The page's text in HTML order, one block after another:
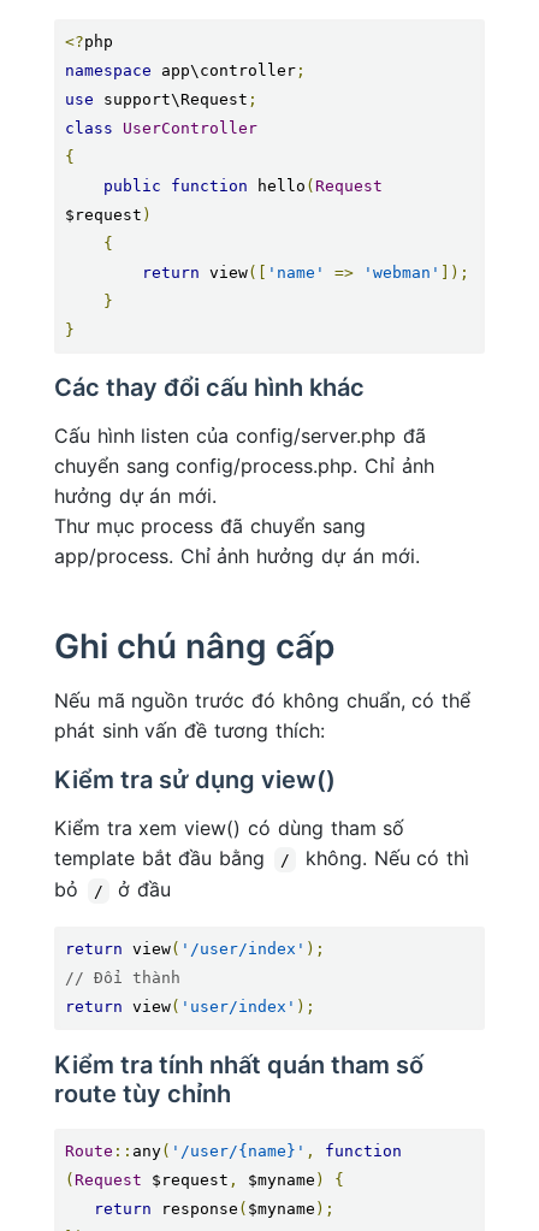
<?
namespace app\controller;
use support\Request ;
class
UserController
{
public
function hello ( Request
$request )
{
return view([ 'name' => 'webman' ]);
}
}
Các thay đổi cấu hình khác
Cấu hình listen của config/server.php đã
chuyển sang config/process.php. Chỉ ảnh
hưởng dự án mới.
Thư mục process đã chuyển sang
app/process. Chỉ ảnh hưởng dự án mới.
Ghi chú nâng cấp
Nếu mã nguồn trước đó không chuẩn, có thể
phát sinh vấn đề tương thích:
Kiểm tra sử dụng view()
Kiểm tra xem view() có dùng tham số
template bắt đầu bằng
/
không. Nếu có thì
bỏ
/ ở đầu
return view( '/user/index' );
// Đổi thành
return view( 'user/index' );
Kiểm tra tính nhất quán tham số
route tùy chỉnh
Route :: any( '/user/{name}' ,
function
( Request $request , $myname )
{
return response ( $myname );